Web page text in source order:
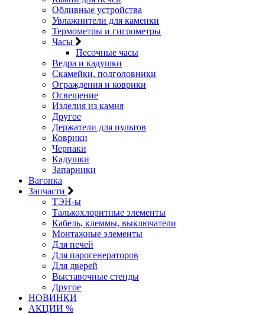
Обливные устройства
Увлажнители для каменки
Термометры и гигрометры
Часы
Песочные часы
Ведра и кадушки
Скамейки, подголовники
Ограждения и коврики
Освещение
Изделия из камня
Другое
Держатели для пультов
Коврики
Черпаки
Кадушки
Запарники
Вагонка
Запчасти
ТЭН-ы
Талькохлоритные элементы
Кабель, клеммы, выключатели
Монтажные элементы
Для печей
Для парогенераторов
Для дверей
Выставочные стенды
Другое
НОВИНКИ
АКЦИИ %